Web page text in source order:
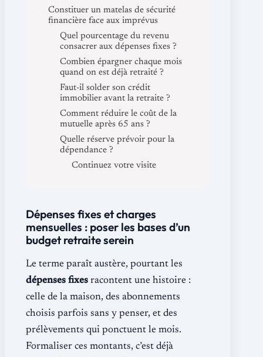
Constituer un matelas de sécurité
financière face aux imprévus
Quel pourcentage du revenu
consacrer aux dépenses fixes ?
Combien épargner chaque mois
quand on est déjà retraité ?
Faut-il solder son crédit
immobilier avant la retraite ?
Comment réduire le coût de la
mutuelle après 65 ans ?
Quelle réserve prévoir pour la
dépendance ?
Continuez votre visite
Dépenses fixes et charges
mensuelles : poser les bases d’un
budget retraite serein
Le terme paraît austère, pourtant les
dépenses fixes racontent une histoire :
celle de la maison, des abonnements
choisis parfois sans y penser, et des
prélèvements qui ponctuent le mois.
Formaliser ces montants, c’est déjà